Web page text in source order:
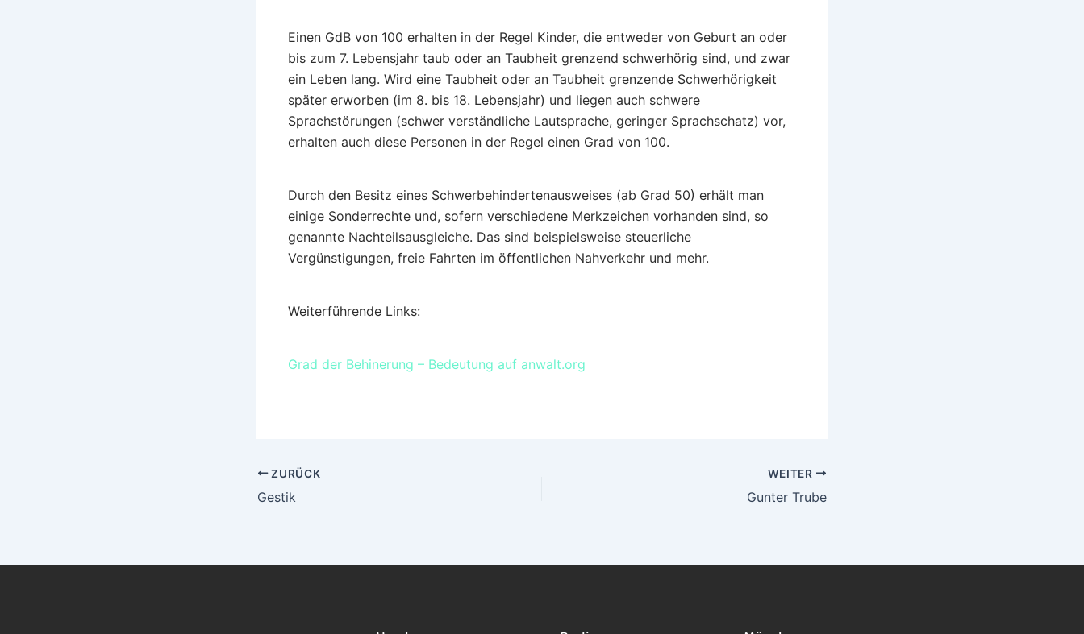
Einen GdB von 100 erhalten in der Regel Kinder, die entweder von Geburt an oder
bis zum 7. Lebensjahr taub oder an Taubheit grenzend schwerhörig sind, und zwar
ein Leben lang. Wird eine Taubheit oder an Taubheit grenzende Schwerhörigkeit
später erworben (im 8. bis 18. Lebensjahr) und liegen auch schwere
Sprachstörungen (schwer verständliche Lautsprache, geringer Sprachschatz) vor,
erhalten auch diese Personen in der Regel einen Grad von 100.
Durch den Besitz eines Schwerbehindertenausweises (ab Grad 50) erhält man
einige Sonderrechte und, sofern verschiedene Merkzeichen vorhanden sind, so
genannte Nachteilsausgleiche. Das sind beispielsweise steuerliche
Vergünstigungen, freie Fahrten im öffentlichen Nahverkehr und mehr.
Weiterführende Links:
Grad der Behinerung – Bedeutung auf anwalt.org
ZURÜCK
Gestik
WEITER
Gunter Trube